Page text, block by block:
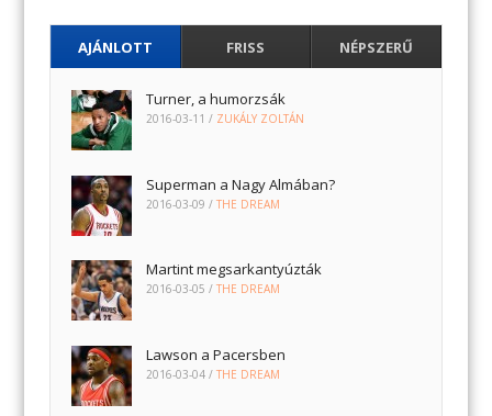
AJÁNLOTT FRISS NÉPSZERŰ
Turner, a humorzsák
2016-03-11 / ZUKÁLY ZOLTÁN
Superman a Nagy Almában?
2016-03-09 /THE DREAM
Martint megsarkantyúzták
2016-03-05 /THE DREAM
Lawson a Pacersben
2016-03-04 /THE DREAM